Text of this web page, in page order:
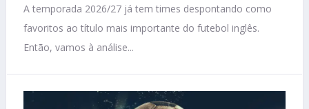
A temporada 2026/27 já tem times despontando como
favoritos ao título mais importante do futebol inglês.
Então, vamos à análise...